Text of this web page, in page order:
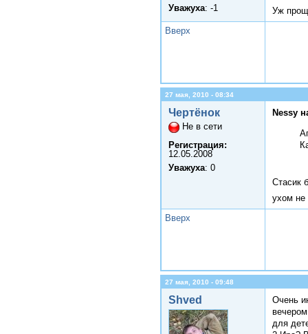
Уважуха: -1
Уж
Вверх
27 мая, 2010 - 08:34
Чертёнок
Не в сети
Регистрация:
12.05.2008
Уважуха: 0
Nessy
Стасик
ухом не
Вверх
27 мая, 2010 - 09:48
Shved
Очень
для